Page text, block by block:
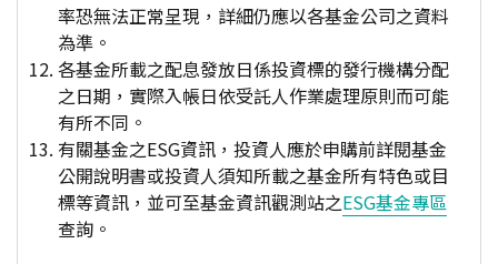
率恐無法正常呈現，詳細仍應以各基金公司之資料
為準。
各基金所載之配息發放日係投資標的發行機構分配
之日期，實際入帳日依受託人作業處理原則而可能
有所不同。
有關基金之ESG資訊，投資人應於申購前詳閱基金
公開說明書或投資人須知所載之基金所有特色或目
標等資訊，並可至基金資訊觀測站之ESG基金專區
查詢。